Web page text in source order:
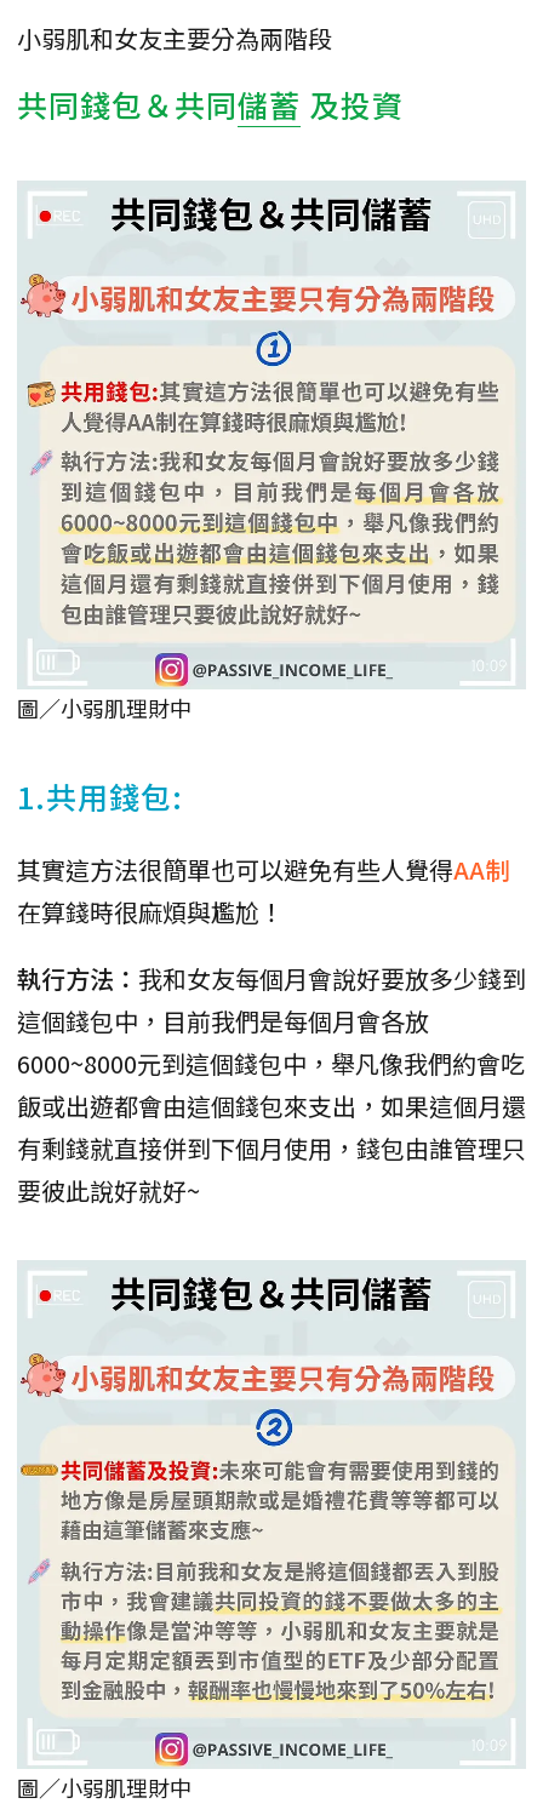
小弱肌和女友主要分為兩階段
共同錢包＆共同儲蓄 及投資
圖／小弱肌理財中
1.共用錢包:
其實這方法很簡單也可以避免有些人覺得AA制
在算錢時很麻煩與尷尬！
執行方法： 我和女友每個月會說好要放多少錢到
這個錢包中，目前我們是每個月會各放
6000~8000元到這個錢包中，舉凡像我們約會吃
飯或出遊都會由這個錢包來支出，如果這個月還
有剩錢就直接併到下個月使用，錢包由誰管理只
要彼此說好就好~
圖／小弱肌理財中